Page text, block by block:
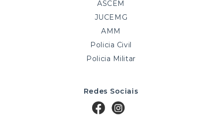
ASCEM
JUCEMG
AMM
Policia Civil
Policia Militar
Redes Sociais